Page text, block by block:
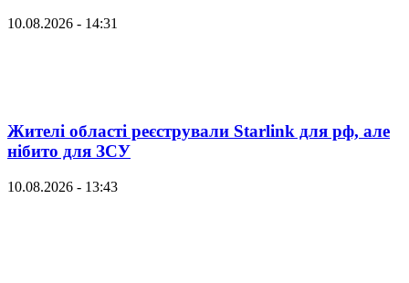
10.08.2026 - 14:31
Жителі області реєстрували Starlink для рф, але
нібито для ЗСУ
10.08.2026 - 13:43